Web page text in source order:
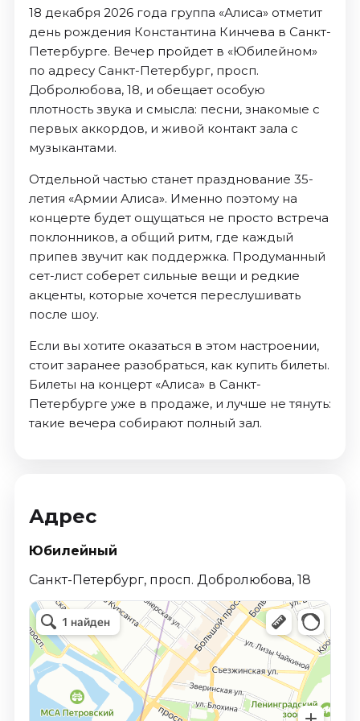
18 декабря 2026 года группа «Алиса» отметит
день рождения Константина Кинчева в Санкт-
Петербурге. Вечер пройдет в «Юбилейном»
по адресу Санкт-Петербург, просп.
Добролюбова, 18, и обещает особую
плотность звука и смысла: песни, знакомые с
первых аккордов, и живой контакт зала с
музыкантами.
Отдельной частью станет празднование 35-
летия «Армии Алиса». Именно поэтому на
концерте будет ощущаться не просто встреча
поклонников, а общий ритм, где каждый
припев звучит как поддержка. Продуманный
сет-лист соберет сильные вещи и редкие
акценты, которые хочется переслушивать
после шоу.
Если вы хотите оказаться в этом настроении,
стоит заранее разобраться, как купить билеты.
Билеты на концерт «Алиса» в Санкт-
Петербурге уже в продаже, и лучше не тянуть:
такие вечера собирают полный зал.
Адрес
Юбилейный
Санкт-Петербург, просп. Добролюбова, 18